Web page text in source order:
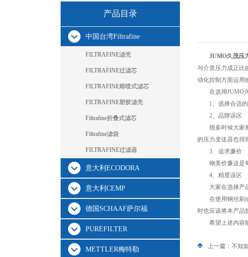
产品目录
中国台湾Filtrafine
FILTRAFINE滤壳
FILTRAFINE过滤芯
FILTRAFINE熔喷式滤芯
FILTRAFINE塑胶滤壳
Filtrafine折叠式滤芯
Filtrafine滤袋
FILTRAFINE过滤器
意大利ECODORA
意大利CEMP
德国SCHAAF萨尔福
PUREFILTER
METTLER梅特勒
JUMO久茂压
与介质压力成正比
动化控制方面运用
在选用JUMO久
1、选择合适的
2、品牌误区
很多时候大家都
的压力变送器也得
3、追求廉价
物美价廉这是每
4、精度误区
大家在选择产品
在使用钢丝刷或
时也应该将本产品
希望上述内容能
上一篇： 不知